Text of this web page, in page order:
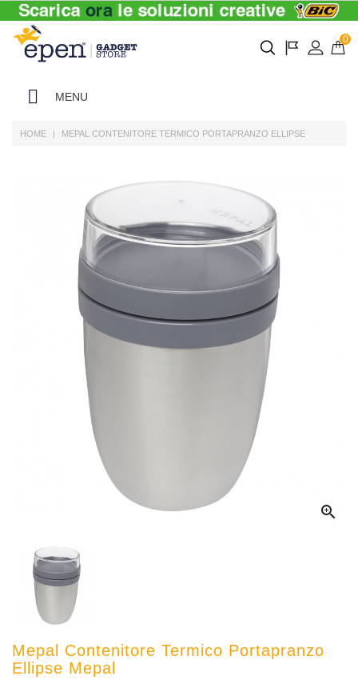
0
MENU
HOME MEPAL CONTENITORE TERMICO PORTAPRANZO ELLIPSE

Mepal Contenitore Termico Portapranzo
Ellipse Mepal